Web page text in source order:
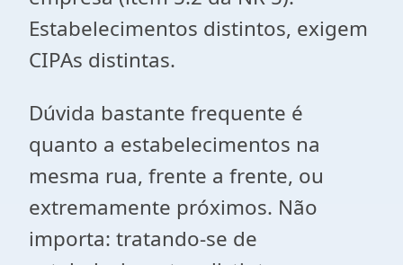
Estabelecimentos distintos, exigem
CIPAs distintas.
Dúvida bastante frequente é
quanto a estabelecimentos na
mesma rua, frente a frente, ou
extremamente próximos. Não
importa: tratando-se de